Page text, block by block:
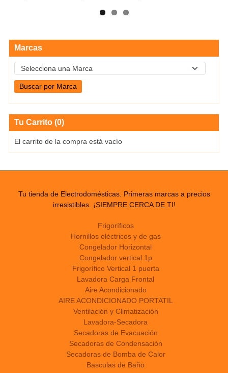
Marcas
Tu Carrito (0)
El carrito de la compra está vacío
Tu tienda de Electrodomésticas. Primeras marcas a precios
irresistibles. ¡SIEMPRE CERCA DE TI!
Frigoríficos
Hornillos eléctricos y de gas
Congelador Horizontal
Congelador vertical 1p
Frigorífico Vertical 1 puerta
Lavadora Carga Frontal
Aire Acondicionado
AIRE ACONDICIONADO PORTATIL
Ventilación y Climatización
Lavadora-Secadora
Secadoras de Evacuación
Secadoras de Condensación
Secadoras de Bomba de Calor
Basculas de Baño